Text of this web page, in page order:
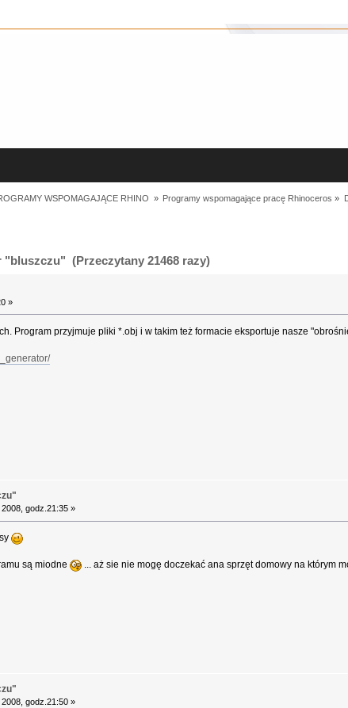
WSPOMAGAJĄCE RHINO » Programy wspomagające pracę Rhinoceros »
"bluszczu" (Przeczytany 21468 razy)
»
Program przyjmuje pliki *.obj i w takim też formacie eksportuje nasze
godz.21:35 »
są miodne ... aż sie nie mogę doczekać ana sprzęt domowy na którym
godz.21:50 »